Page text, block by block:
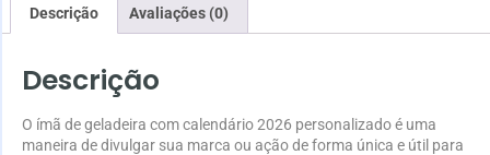
Descrição Avaliações (0)
Descrição
O ímã de geladeira com calendário 2026 personalizado é uma
maneira de divulgar sua marca ou ação de forma única e útil para